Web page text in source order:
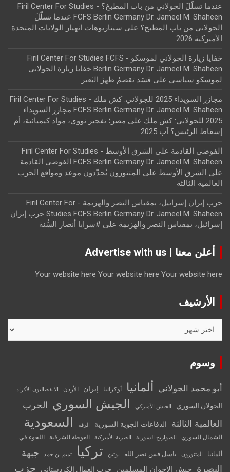
عندما تسلّلَ الجولاني من باب المطبخ؟ - Firil Center For Studies
FCFS Berlin Germany Dr. Jameel M. Shaheen عندما تسلّلَ
الجولاني من باب المطبخ؟ على سيناريوهات انهيار الولايات المتحدة
الأميركية 2026
خفايا زيارة الجولاني لموسكو - Firil Center For Studies FCFS
Berlin Germany Dr. Jameel M. Shaheen خفايا زيارة الجولاني
لموسكو سياسي على قسَد تقصمُ ظهرَ البَعير
مجازر السويداء 2025 للجولاني: كش ملك - Firil Center For Studies
FCFS Berlin Germany Dr. Jameel M. Shaheen مجازر السويداء
2025 للجولاني: كش ملك
على مصر؛ تفجير نووي، مواد كيميائية، أم
إسقاط الرئيس؟ آب 2025
الفوضى القادمة على الشرق الأوسط - Firil Center For Studies
FCFS Berlin Germany Dr. Jameel M. Shaheen الفوضى القادمة
على الشرق الأوسط على
المتنورون يُحدّدون موعد ومواقع الحرب
العالمية الثالثة
حرب إيران إسرائيل، بمقياس النصر والهزيمة - Firil Center For
Studies FCFS Berlin Germany Dr. Jameel M. Shaheen حرب إيران
إسرائيل، بمقياس النصر والهزيمة على #سرايا أنصار السُّنة
أعلن معنا | Advertise with us
Your website here Your website here Your website here
الأرشيف
وسوم
أبو محمد الجولاني ألمانيا أوكرانيا إيران الأردن الانفصاليون الأكراد
الجولان السوري الجيش الأميركي الجيش السوري الحرب
العالمية الثالثة
الدفاعات الجوية السورية الرقة السعودية
الشمال السوري الصواريخ السورية الضربة الأميركية الغوطة الشرقية اللجوء في
ألمانيا المتنورون باسل قس نصر الله بوتين تركيا تميم بن حمد
جبهة
النصرة
جيش الإخوان المسلمين حزب العمال الكردستاني حزب